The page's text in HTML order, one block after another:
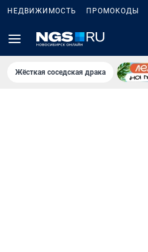
НЕДВИЖИМОСТЬ ПРОМОКОДЫ
Жёсткая соседская драка